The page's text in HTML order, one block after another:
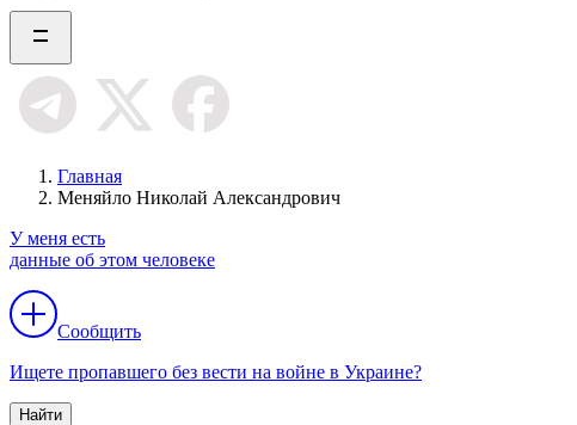
Главная
Меняйло Николай Александрович
У меня есть
данные об этом человеке
Сообщить
Ищете пропавшего без вести на войне в Украине?
Найти